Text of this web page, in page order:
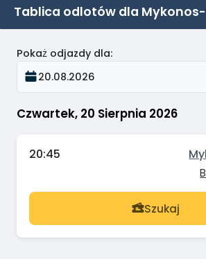
Tablica odlotów dla
Czwartek, 20 Sierpnia 2026
Pokaż odjazdy dla:
20.08.2026
20:45
Szukaj